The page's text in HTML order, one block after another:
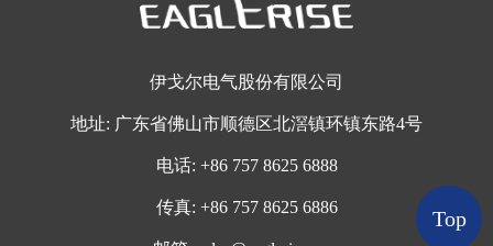
伊戈尔电气股份有限公司
地址: 广东省佛山市顺德区北滘镇环镇东路4号
电话: +86 757 8625 6888
传真: +86 757 8625 6886 Top